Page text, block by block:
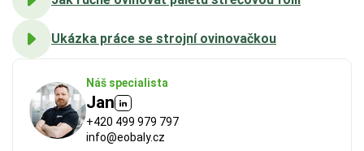
Náš specialista
Jan
+420 499 979 797
info@eobaly.cz
Ukázka práce se strojní ovinovačkou